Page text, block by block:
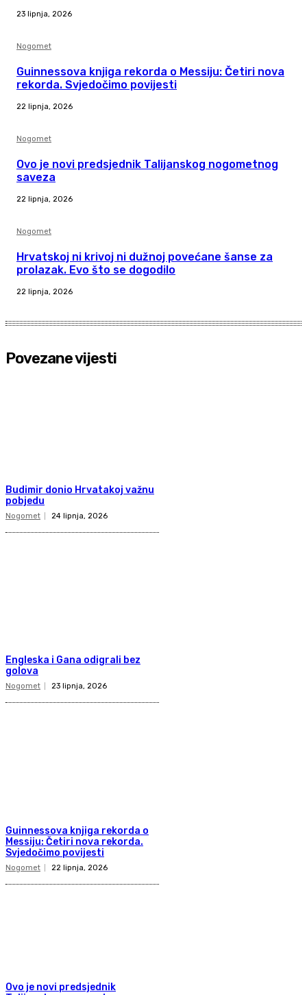
23 lipnja, 2026
Nogomet
Guinnessova knjiga rekorda o Messiju: Četiri nova
rekorda. Svjedočimo povijesti
22 lipnja, 2026
Nogomet
Ovo je novi predsjednik Talijanskog nogometnog
saveza
22 lipnja, 2026
Nogomet
Hrvatskoj ni krivoj ni dužnoj povećane šanse za
prolazak. Evo što se dogodilo
22 lipnja, 2026
Povezane vijesti
Budimir donio Hrvatakoj važnu
pobjedu
Nogomet 24 lipnja, 2026
Engleska i Gana odigrali bez
golova
Nogomet 23 lipnja, 2026
Guinnessova knjiga rekorda o
Messiju: Četiri nova rekorda.
Svjedočimo povijesti
Nogomet 22 lipnja, 2026
Ovo je novi predsjednik